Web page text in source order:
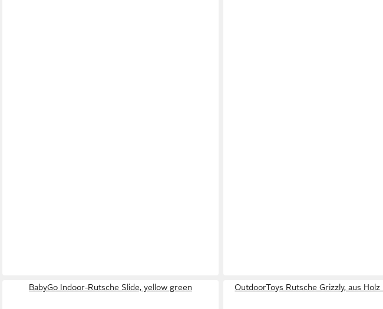
BabyGo Indoor-Rutsche Slide, yellow green OutdoorToys Rutsche Grizzly, aus